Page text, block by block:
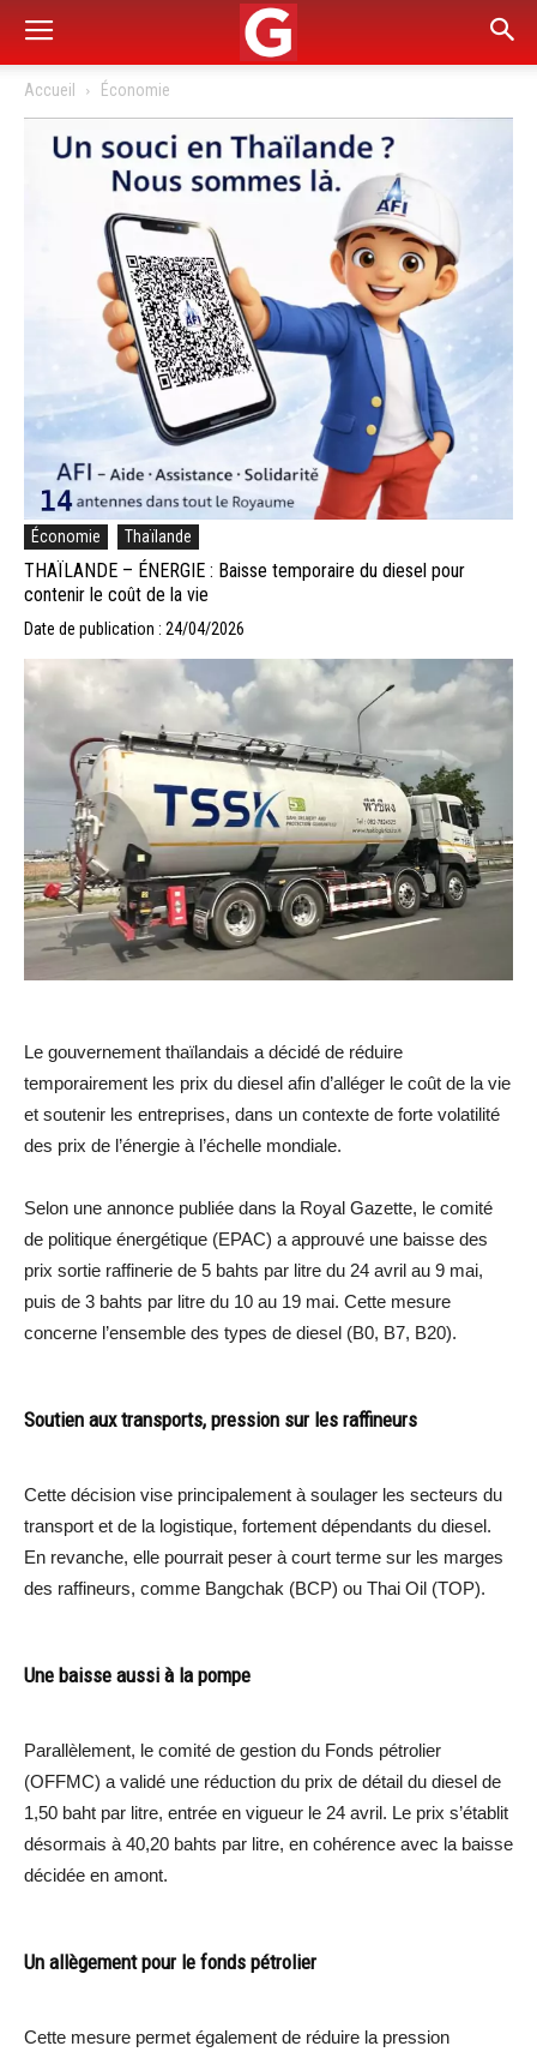
Accueil Économie
Économie Thaïlande
THAÏLANDE – ÉNERGIE : Baisse temporaire du diesel pour
contenir le coût de la vie
Date de publication : 24/04/2026
Le gouvernement thaïlandais a décidé de réduire
temporairement les prix du diesel afin d’alléger le coût de la vie
et soutenir les entreprises, dans un contexte de forte volatilité
des prix de l’énergie à l’échelle mondiale.
Selon une annonce publiée dans la Royal Gazette, le comité
de politique énergétique (EPAC) a approuvé une baisse des
prix sortie raffinerie de 5 bahts par litre du 24 avril au 9 mai,
puis de 3 bahts par litre du 10 au 19 mai. Cette mesure
concerne l’ensemble des types de diesel (B0, B7, B20).
Soutien aux transports, pression sur les raffineurs
Cette décision vise principalement à soulager les secteurs du
transport et de la logistique, fortement dépendants du diesel.
En revanche, elle pourrait peser à court terme sur les marges
des raffineurs, comme Bangchak (BCP) ou Thai Oil (TOP).
Une baisse aussi à la pompe
Parallèlement, le comité de gestion du Fonds pétrolier
(OFFMC) a validé une réduction du prix de détail du diesel de
1,50 baht par litre, entrée en vigueur le 24 avril. Le prix s’établit
désormais à 40,20 bahts par litre, en cohérence avec la baisse
décidée en amont.
Un allègement pour le fonds pétrolier
Cette mesure permet également de réduire la pression